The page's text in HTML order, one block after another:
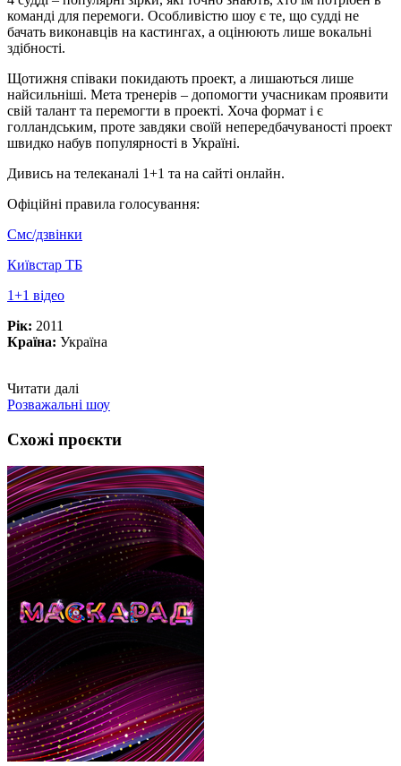
команді для перемоги. Особливістю шоу є те, що судді не
бачать виконавців на кастингах, а оцінюють лише вокальні
здібності.
Щотижня співаки покидають проект, а лишаються лише
найсильніші. Мета тренерів – допомогти учасникам проявити
свій талант та перемогти в проекті. Хоча формат і є
голландським, проте завдяки своїй непередбачуваності проект
швидко набув популярності в Україні.
Дивись на телеканалі 1+1 та на сайті онлайн.
Офіційні правила голосування:
Смс/дзвінки
Київстар ТБ
1+1 відео
Рік: 2011
Країна: Україна
Читати далі
Розважальні шоу
Схожі проєкти